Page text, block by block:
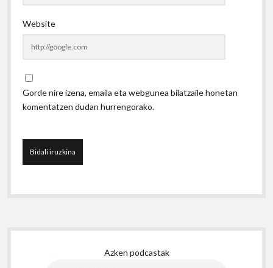
Website
Gorde nire izena, emaila eta webgunea bilatzaile honetan
komentatzen dudan hurrengorako.
Sidebar
Azken podcastak